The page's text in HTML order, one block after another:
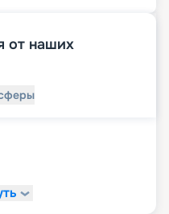
от наших